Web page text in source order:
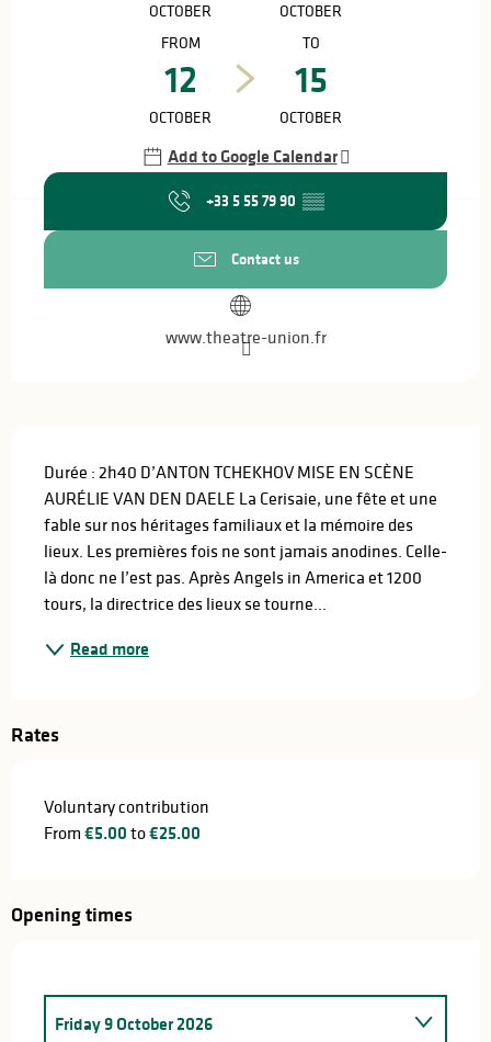
OCTOBER
OCTOBER
FROM
12
OCTOBER
TO
15
OCTOBER
Add to Google Calendar
+33 5 55 79 90 ▒▒
Contact us
www.theatre-union.fr
Durée : 2h40 D’ANTON TCHEKHOV MISE EN SCÈNE
AURÉLIE VAN DEN DAELE La Cerisaie, une fête et une
fable sur nos héritages familiaux et la mémoire des
lieux. Les premières fois ne sont jamais anodines. Celle-
là donc ne l’est pas. Après Angels in America et 1200
tours, la directrice des lieux se tourne...
Read more
Rates
Voluntary contribution
From €5.00 to€25.00
Opening times
Friday 9 October 2026